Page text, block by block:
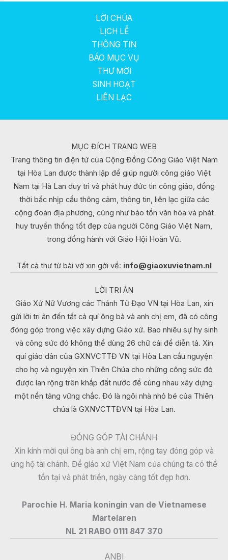
LỜI CHÚA
LỊCH LỄ
THÔNG TIN
BÁO MỤC VỤ
THƯ MỜI
SINH HOẠT
LIÊN LẠC
MỤC ĐÍCH TRANG WEB
Trang thông tin điện tử của Cộng Đồng Công Giáo Việt Nam
tại Hòa Lan được thành lập để giúp người công giáo Việt
Nam tại Hà Lan duy trì và phát huy đức tin công giáo, đồng
thời bắc nhịp cầu thông cảm, thông tin, liên lạc giữa các
cộng đoàn địa phương, cũng như bảo tồn văn hóa và phát
huy truyền thống tốt đẹp của người Công Giáo Việt Nam,
trong đồng hành với Giáo Hội Hoàn Vũ.
Tất cả thư từ bài vở xin gởi về: info@giaoxuvietnam.nl
LỜI TRI ÂN
Giáo Xứ Nữ Vương các Thánh Tử Đạo VN tại Hòa Lan, xin
gửi lời tri ân đến tất cả quí ông bà và anh chị em, đã có công
đóng góp trong việc xây dựng Giáo xứ. Bao nhiêu sự hy sinh
và công sức đó không thể dùng 26 chữ cái để diễn tả. Xin
quí giáo dân của GXNVCTTĐ VN tại Hòa Lan cầu nguyện
cho họ và nguyện xin Thiên Chúa cho những công sức đó
được lan rộng trên khắp đất nước để cùng nhau xây dựng
một nền tảng vững chắc. Đó là ngôi nhà nhỏ bé của Thiên
chúa là GXNVCTTĐVN tại Hòa Lan.
ĐÓNG GÓP TÀI CHÁNH
Xin kính mời quí ông bà anh chị em, rộng tay đóng góp và
ủng hộ tài chánh. Để giáo xứ Việt Nam của chúng ta có thể
tồn tại và phát triển, ngày càng tốt đẹp hơn.
Parochie H. Maria koningin van de Vietnamese
Martelaren
NL 21 RABO 0111 847 370
ANBI